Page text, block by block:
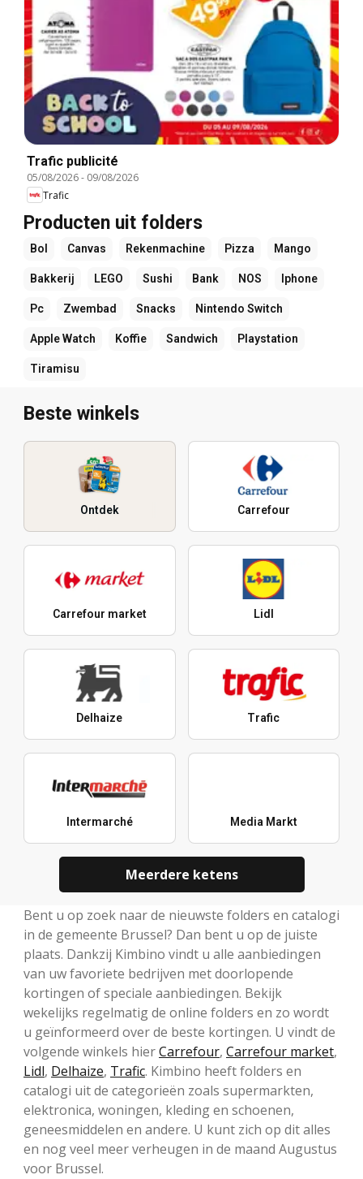
Trafic publicité
05/08/2026- 09/08/2026
Trafic
Producten uit folders
Bol Canvas Rekenmachine Pizza Mango
Bakkerij LEGO Sushi Bank NOS Iphone
Pc Zwembad Snacks Nintendo Switch
Apple Watch Koffie Sandwich Playstation
Tiramisu
Beste winkels
Ontdek Carrefour
Carrefour market Lidl
Delhaize Trafic
Intermarché Media Markt
Meerdere ketens
Bent u op zoek naar de nieuwste folders en catalogi
in de gemeente Brussel? Dan bent u op de juiste
plaats. Dankzij Kimbino vindt u alle aanbiedingen
van uw favoriete bedrijven met doorlopende
kortingen of speciale aanbiedingen. Bekijk
wekelijks regelmatig de online folders en zo wordt
u geïnformeerd over de beste kortingen. U vindt de
volgende winkels hierCarrefour, Carrefour market,
Lidl, Delhaize, Trafic. Kimbino heeft folders en
catalogi uit de categorieën zoals supermarkten,
elektronica, woningen, kleding en schoenen,
geneesmiddelen en andere. U kunt zich op dit alles
en nog veel meer verheugen in de maand Augustus
voor Brussel.